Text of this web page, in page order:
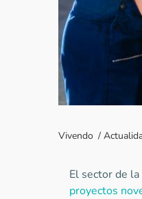
Vivendo /
El sector de
proyectos